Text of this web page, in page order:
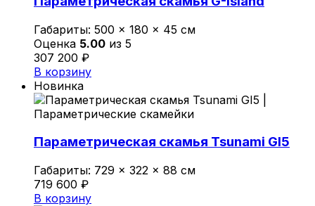
Габариты: 500 × 180 × 45 см
Оценка 5.00 из 5
307 200 ₽
В корзину
Новинка
Параметрическая скамья Tsunami GI5
Габариты: 729 × 322 × 88 см
719 600 ₽
В корзину